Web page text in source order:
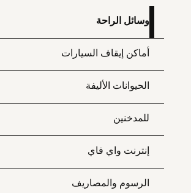
وسائل الراحة
أماكن إيقاف السيارات
الحيوانات الأليفة
للمدخنين
إنترنت واي فاي
الرسوم والمصاريف